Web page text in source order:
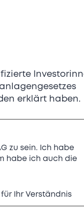
professionellen
zu
Build-
erklärt haben.
zu sein. Ich habe
habe ich auch die
Ihr Verständnis